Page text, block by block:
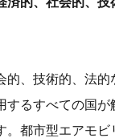
的、技術的、法的
するすべての国が
。都市型エアモビ